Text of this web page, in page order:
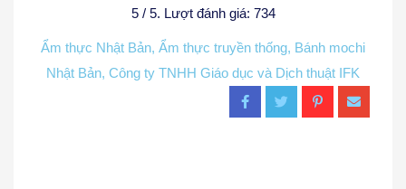
5/ 5. Lượt đánh giá: 734
Ẩm thực Nhật Bản, Ẩm thực truyền thống, Bánh mochi
Nhật Bản, Công ty TNHH Giáo dục và Dịch thuật IFK